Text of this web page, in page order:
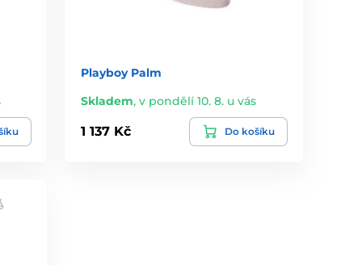
Playboy Palm
Skladem,v pondělí 10. 8. u vás
1 137 Kč Do košíku